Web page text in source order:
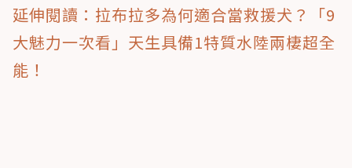
延伸閱讀：拉布拉多為何適合當救援犬？「9
大魅力一次看」天生具備1特質水陸兩棲超全
能！